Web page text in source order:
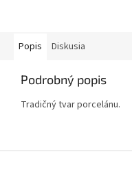
Popis Diskusia
Podrobný popis
Tradičný tvar porcelánu.